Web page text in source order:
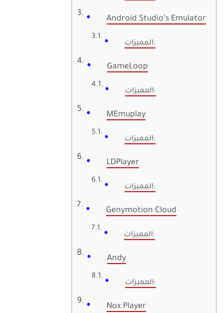
Android Studio’s Emulator
المميزات:
GameLoop
المميزات:
MEmuplay
المميزات:
LDPlayer
المميزات:
Genymotion Cloud
المميزات:
Andy
المميزات:
Nox Player